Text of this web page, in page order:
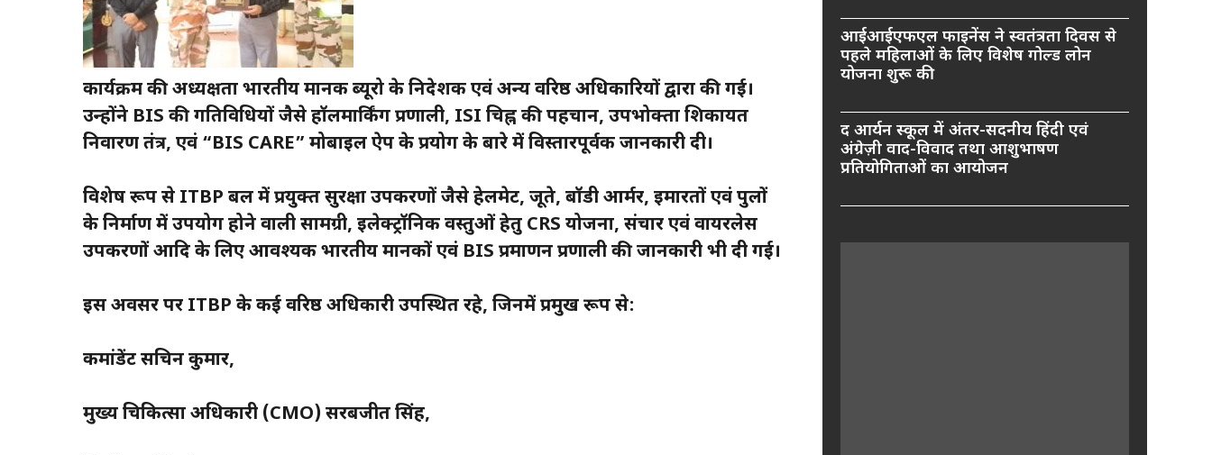
कार्यक्रम की अध्यक्षता भारतीय मानक ब्यूरो के निदेशक एवं अन्य वरिष्ठ अधिकारियों द्वारा की गई।
उन्होंने BIS की गतिविधियों जैसे हॉलमार्किंग प्रणाली, ISI चिह्न की पहचान, उपभोक्ता शिकायत
निवारण तंत्र, एवं “BIS CARE” मोबाइल ऐप के प्रयोग के बारे में विस्तारपूर्वक जानकारी दी।
विशेष रूप से ITBP बल में प्रयुक्त सुरक्षा उपकरणों जैसे हेलमेट, जूते, बॉडी आर्मर, इमारतों एवं पुलों
के निर्माण में उपयोग होने वाली सामग्री, इलेक्ट्रॉनिक वस्तुओं हेतु CRS योजना, संचार एवं वायरलेस
उपकरणों आदि के लिए आवश्यक भारतीय मानकों एवं BIS प्रमाणन प्रणाली की जानकारी भी दी गई।
इस अवसर पर ITBP के कई वरिष्ठ अधिकारी उपस्थित रहे, जिनमें प्रमुख रूप से:
कमांडेंट सचिन कुमार,
मुख्य चिकित्सा अधिकारी (CMO) सरबजीत सिंह,
आईआईएफएल फाइनेंस ने स्वतंत्रता दिवस से
पहले महिलाओं के लिए विशेष गोल्ड लोन
योजना शुरू की
द आर्यन स्कूल में अंतर-सदनीय हिंदी एवं
अंग्रेज़ी वाद-विवाद तथा आशुभाषण
प्रतियोगिताओं का आयोजन